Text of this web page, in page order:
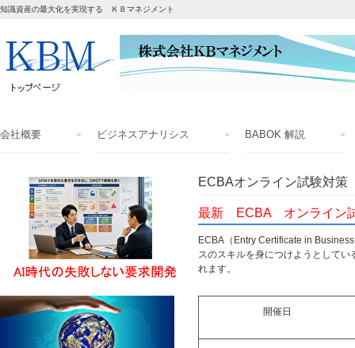
知識資産の最大化を実現する ＫＢマネジメント
会社概要 ビジネスアナリシス BABOK 解説
ECBAオンライン試験対策
最新 ECBA オンライン
ECBA（Entry Certificate in
スのスキルを身につけようとして
れます。
開催日